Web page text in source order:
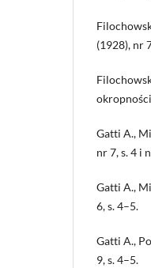
(1928), nr
Gatti A.,
nr 7, s. 4 i
Gatti A.,
6, s. 4–5.
Gatti A.,
9, s. 4–5.